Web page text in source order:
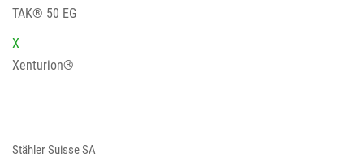
TAK® 50 EG
X
Xenturion®
Stähler Suisse SA